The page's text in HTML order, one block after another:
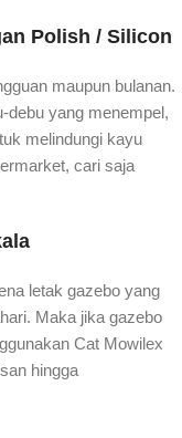
Polish / Silicon
maupun bulanan.
debu yang menempel,
melindungi kayu
cari saja
letak gazebo yang
Maka jika gazebo
Cat Mowilex
hingga